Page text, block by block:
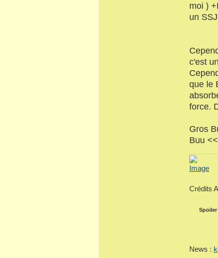
moi )
un
c'est
que le
force.
Gros
Buu
Crédits
Spoiler
News :